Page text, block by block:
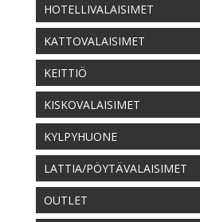
HOTELLIVALAISIMET
KATTOVALAISIMET
KEITTIÖ
KISKOVALAISIMET
KYLPYHUONE
LATTIA/PÖYTÄVALAISIMET
OUTLET